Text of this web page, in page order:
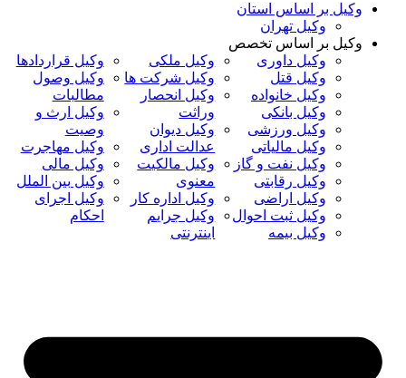
وکیل بر اساس استان
وکیل تهران
وکیل بر اساس تخصص
وکیل داوری
وکیل قتل
وکیل خانواده
وکیل بانکی
وکیل ورزشی
وکیل مالیاتی
وکیل نفت و گاز
وکیل رقابتی
وکیل اراضی
وکیل ثبت احوال
وکیل بیمه
وکیل ملکی
وکیل شرکت ها
وکیل انحصار
وراثت
وکیل دیوان
عدالت اداری
وکیل مالکیت
معنوی
وکیل اداره کار
وکیل جرایم
اینترنتی
وکیل قراردادها
وکیل وصول
مطالبات
وکیل ارث و
وصیت
وکیل مهاجرت
وکیل مالی
وکیل بین الملل
وکیل اجرای
احکام